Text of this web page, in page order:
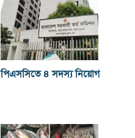
পিএসসিতে ৪ সদস্য নিয়োগ